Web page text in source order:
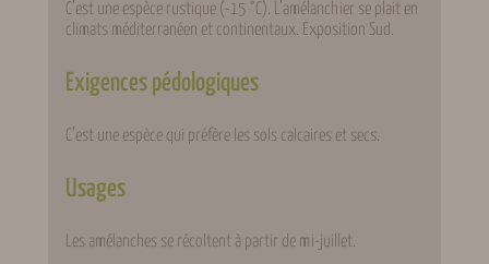
C’est une espèce rustique (-15 °C). L’amélanchier se plait en
climats méditerranéen et continentaux. Exposition Sud.
Exigences pédologiques
C’est une espèce qui préfère les sols calcaires et secs.
Usages
Les amélanches se récoltent à partir de mi-juillet.